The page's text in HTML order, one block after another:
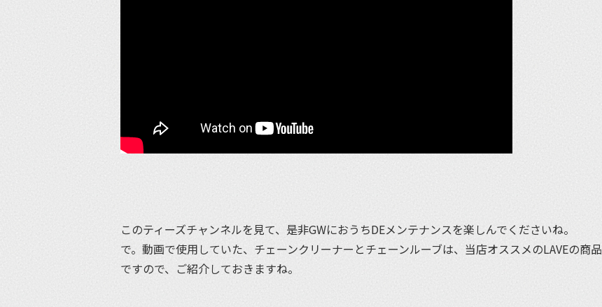
このティーズチャンネルを見て、是非GWにおうちDEメンテナンスを楽しんでくださいね。
で。動画で使用していた、チェーンクリーナーとチェーンルーブは、当店オススメのLAVEの商品
ですので、ご紹介しておきますね。